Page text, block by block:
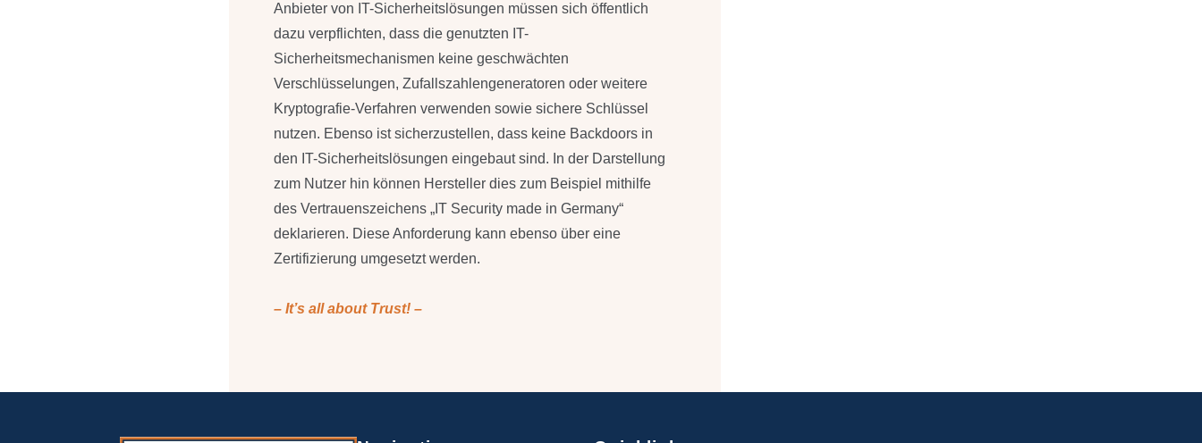
Anbieter von IT-Sicherheitslösungen müssen sich öffentlich
dazu verpflichten, dass die genutzten IT-
Sicherheitsmechanismen keine geschwächten
Verschlüsselungen, Zufallszahlengeneratoren oder weitere
Kryptografie-Verfahren verwenden sowie sichere Schlüssel
nutzen. Ebenso ist sicherzustellen, dass keine Backdoors in
den IT-Sicherheitslösungen eingebaut sind. In der Darstellung
zum Nutzer hin können Hersteller dies zum Beispiel mithilfe
des Vertrauenszeichens „IT Security made in Germany“
deklarieren. Diese Anforderung kann ebenso über eine
Zertifizierung umgesetzt werden.
– It’s all about Trust! –